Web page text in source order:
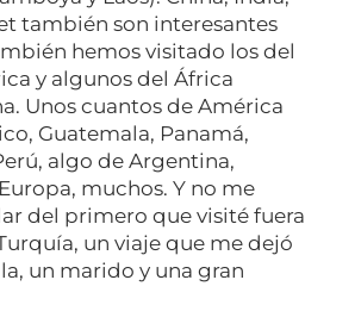
también son interesantes
hemos visitado los del
y algunos del África
Unos cuantos de América
Guatemala, Panamá,
algo de Argentina,
muchos. Y no me
del primero que visité fuera
un viaje que me dejó
un marido y una gran